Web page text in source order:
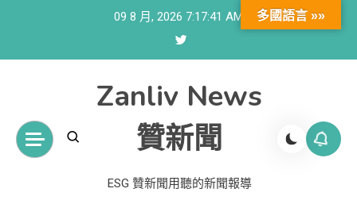
09 8 月, 2026 7:17:41 AM
Zanliv News
贊新聞
ESG 贊新聞用聽的新聞報導
多國語言 »»